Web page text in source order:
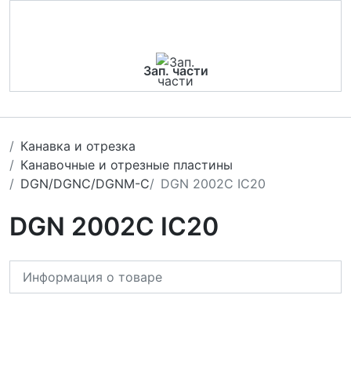
Зап. части
Канавка и отрезка
Канавочные и отрезные пластины
DGN/DGNC/DGNM-C
DGN 2002C IC20
DGN 2002C IC20
Информация о товаре